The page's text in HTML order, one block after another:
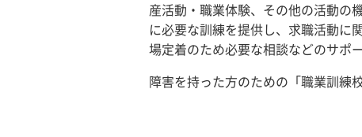
産活動・職業体験、その他の活動の
に必要な訓練を提供し、求職活動に
場定着のため必要な相談などのサポ
障害を持った方のための「職業訓練